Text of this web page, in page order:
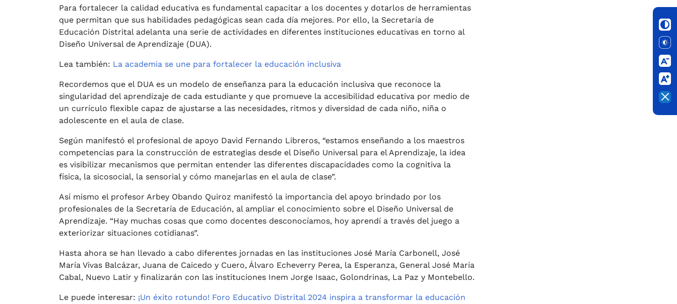
Para fortalecer la calidad educativa es fundamental capacitar a los docentes y dotarlos de herramientas
que permitan que sus habilidades pedagógicas sean cada día mejores. Por ello, la Secretaría de
Educación Distrital adelanta una serie de actividades en diferentes instituciones educativas en torno al
Diseño Universal de Aprendizaje (DUA).
Lea también: La academia se une para fortalecer la educación inclusiva
Recordemos que el DUA es un modelo de enseñanza para la educación inclusiva que reconoce la
singularidad del aprendizaje de cada estudiante y que promueve la accesibilidad educativa por medio de
un currículo flexible capaz de ajustarse a las necesidades, ritmos y diversidad de cada niño, niña o
adolescente en el aula de clase.
Según manifestó el profesional de apoyo David Fernando Libreros, “estamos enseñando a los maestros
competencias para la construcción de estrategias desde el Diseño Universal para el Aprendizaje, la idea
es visibilizar mecanismos que permitan entender las diferentes discapacidades como la cognitiva la
física, la sicosocial, la sensorial y cómo manejarlas en el aula de clase”.
Así mismo el profesor Arbey Obando Quiroz manifestó la importancia del apoyo brindado por los
profesionales de la Secretaría de Educación, al ampliar el conocimiento sobre el Diseño Universal de
Aprendizaje. “Hay muchas cosas que como docentes desconocíamos, hoy aprendí a través del juego a
exteriorizar situaciones cotidianas”.
Hasta ahora se han llevado a cabo diferentes jornadas en las instituciones José María Carbonell, José
María Vivas Balcázar, Juana de Caicedo y Cuero, Álvaro Echeverry Perea, la Esperanza, General José María
Cabal, Nuevo Latir y finalizarán con las instituciones Inem Jorge Isaac, Golondrinas, La Paz y Montebello.
Le puede interesar: ¡Un éxito rotundo! Foro Educativo Distrital 2024 inspira a transformar la educación